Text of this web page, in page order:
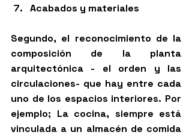
Acabados y materiales
Segundo, el reconocimiento de la
composición de la planta
arquitectónica - el orden y las
circulaciones- que hay entre cada
uno de los espacios interiores. Por
ejemplo; La cocina, siempre está
vinculada a un almacén de comida